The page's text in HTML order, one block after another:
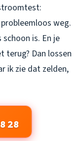
weg.
is. En je
terug? Dan lossen
ik zie dat zelden,
28